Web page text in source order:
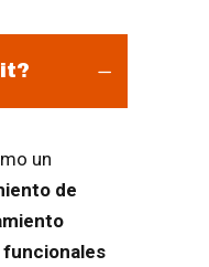
un
de
funcionales